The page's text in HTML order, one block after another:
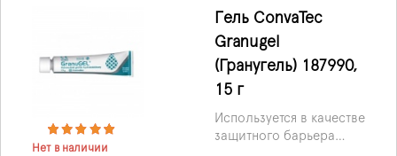
заживления раны.
Нет в наличии
Гель ConvaTec
Granugel
(Гранугель) 187990,
15 г
Используется в качестве
защитного барьера